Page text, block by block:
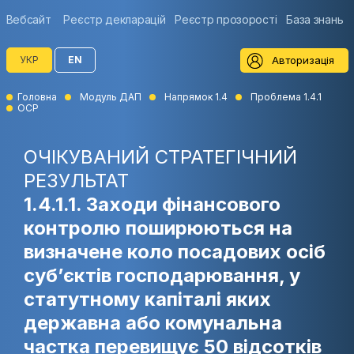
Вебсайт Реєстр декларацій Реєстр прозорості База знань
УКР EN Авторизація
Головна Модуль ДАП Напрямок 1.4
Проблема 1.4.1
ОСР
ОЧІКУВАНИЙ СТРАТЕГІЧНИЙ
РЕЗУЛЬТАТ
1.4.1.1. Заходи фінансового
контролю поширюються на
визначене коло посадових осіб
суб’єктів господарювання, у
статутному капіталі яких
державна або комунальна
частка перевищує 50 відсотків